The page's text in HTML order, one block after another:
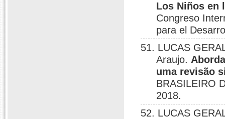
Los Niños en
Congreso
para el
51. LUCAS
Araujo.
uma revisão
BRASILEIRO
2018.
52. LUCAS